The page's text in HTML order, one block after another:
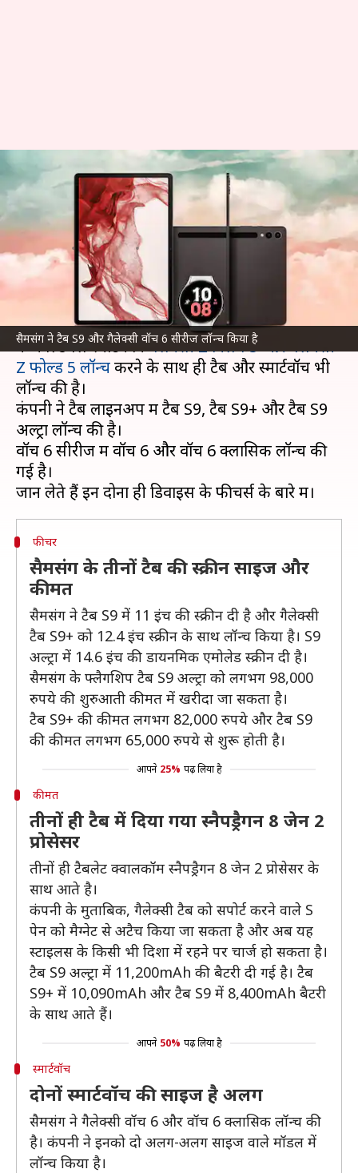
सैमसंग ने टैब S9 और गैलेक्सी वॉच 6 सीरीज लॉन्च किया है
सैमसंग ने लॉन्च किए टैब S9 और
वॉच 6 सीरीज, जानिए कीमत और
फीचर्स
रजनीश Jul 26, 2023 05:47 pm
सैमसंगने गैलेक्सी अनपैक्ड इवेंट में अपने पांचवें जनरेशन
के फोल्डेबल स्मार्टफोनगैलेक्सी Z फ्लिप 5 और गैलेक्सी
Z फोल्ड 5 लॉन्चकरने के साथ ही टैब और स्मार्टवॉच भी
लॉन्च की है।
कंपनी ने टैब लाइनअप में टैब S9, टैब S9+ और टैब S9
अल्ट्रा लॉन्च की है।
वॉच 6 सीरीज में वॉच 6 और वॉच 6 क्लासिक लॉन्च की
गई है।
फीचर
सैमसंग के तीनों टैब की स्क्रीन साइज और
कीमत
सैमसंग ने टैब S9 में 11 इंच की स्क्रीन दी है और गैलेक्सी
टैब S9+ को 12.4 इंच स्क्रीन के साथ लॉन्च किया है। S9
अल्ट्रा में 14.6 इंच की डायनमिक एमोलेड स्क्रीन दी है।
सैमसंग के फ्लैगशिप टैब S9 अल्ट्रा को लगभग 98,000
रुपये की शुरुआती कीमत में खरीदा जा सकता है।
टैब S9+ की कीमत लगभग 82,000 रुपये और टैब S9
की कीमत लगभग 65,000 रुपये से शुरू होती है।
आपने 25% पढ़ लिया है
कीमत
तीनों ही टैब में दिया गया स्नैपड्रैगन 8 जेन 2
प्रोसेसर
तीनों ही टैबलेट क्वालकॉम स्नैपड्रैगन 8 जेन 2 प्रोसेसर के
साथ आते है।
कंपनी के मुताबिक, गैलेक्सी टैब को सपोर्ट करने वाले S
पेन को मैग्नेट से अटैच किया जा सकता है और अब यह
स्टाइलस के किसी भी दिशा में रहने पर चार्ज हो सकता है।
टैब S9 अल्ट्रा में 11,200mAh की बैटरी दी गई है। टैब
S9+ में 10,090mAh और टैब S9 में 8,400mAh बैटरी
के साथ आते हैं।
आपने 50% पढ़ लिया है
स्मार्टवॉच
दोनों स्मार्टवॉच की साइज है अलग
सैमसंग ने गैलेक्सी वॉच 6 और वॉच 6 क्लासिक लॉन्च की
है। कंपनी ने इनको दो अलग-अलग साइज वाले मॉडल में
लॉन्च किया है।